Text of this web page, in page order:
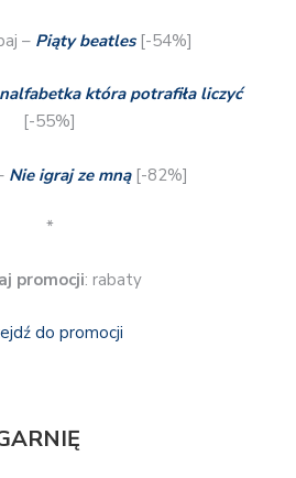
– Piąty beatles [-54%]
która potrafiła liczyć
[-55%]
Nie igraj ze mną[-82%]
*
promocji: rabaty
do promocji